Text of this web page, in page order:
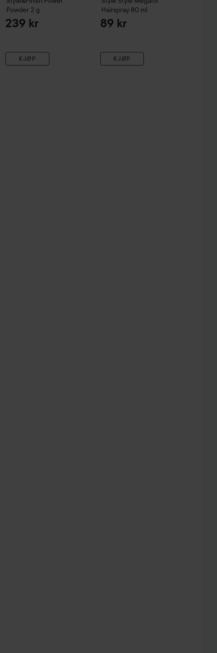
Powder 2 g
239 kr
KJØP
Hairspray 80 ml
89 kr
KJØP